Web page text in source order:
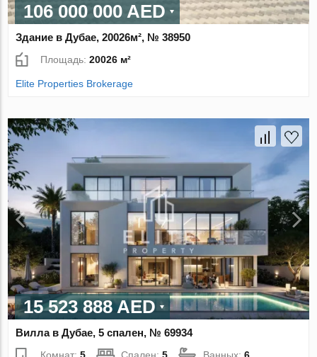
106 000 000 AED
Здание в Дубае, 20026м², № 38950
Площадь:20026 м²
Elite Properties Brokerage
15 523 888 AED
Вилла в Дубае, 5 спален, № 69934